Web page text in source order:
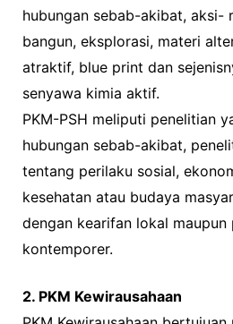
hubungan sebab-akibat, aksi-
bangun, eksplorasi, materi
atraktif, blue print dan
senyawa kimia aktif.
PKM-PSH meliputi penelitian
hubungan sebab-akibat,
tentang perilaku sosial,
kesehatan atau budaya
dengan kearifan lokal maupun
kontemporer.
2. PKM Kewirausahaan